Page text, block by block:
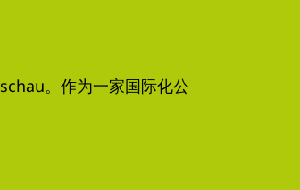
。作为一家国际化公